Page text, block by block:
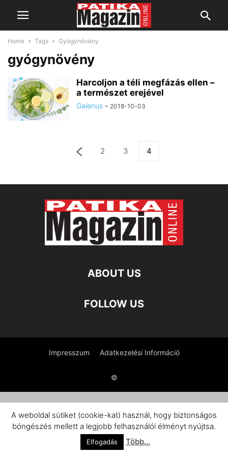
Home Tags Gyógynövény
gyógynövény
Harcoljon a téli megfázás ellen –
a természet erejével
Galenus - 2018-10-03
2 3 4
ABOUT US
FOLLOW US
Impresszum Adatkezelési Információ
©
A weboldal sütiket (cookie-kat) használ, hogy biztonságos
böngészés mellett a legjobb felhasználói élményt nyújtsa.
Elfogadás Több...